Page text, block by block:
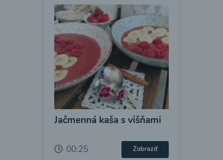
Jačmenná kaša s višňami
00:25 Zobraziť